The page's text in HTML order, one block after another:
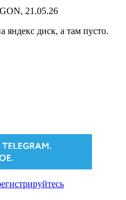
21.05.26
яндекс диск, а там пусто.